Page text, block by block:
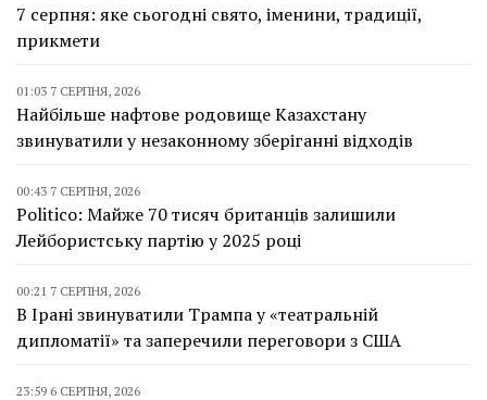
7 серпня: яке сьогодні свято, іменини, традиції,
прикмети
01:03 7 СЕРПНЯ, 2026
Найбільше нафтове родовище Казахстану
звинуватили у незаконному зберіганні відходів
00:43 7 СЕРПНЯ, 2026
Politico: Майже 70 тисяч британців залишили
Лейбористську партію у 2025 році
00:21 7 СЕРПНЯ, 2026
В Ірані звинуватили Трампа у «театральній
дипломатії» та заперечили переговори з США
23:59 6 СЕРПНЯ, 2026